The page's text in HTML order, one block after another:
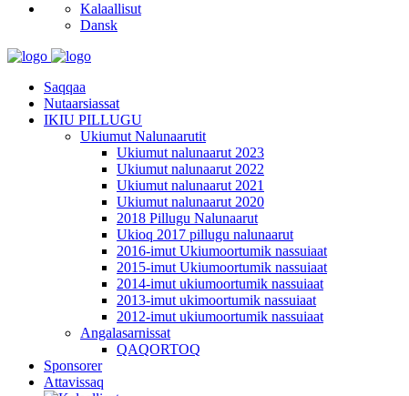
Kalaallisut
Dansk
Saqqaa
Nutaarsiassat
IKIU PILLUGU
Ukiumut Nalunaarutit
Ukiumut nalunaarut 2023
Ukiumut nalunaarut 2022
Ukiumut nalunaarut 2021
Ukiumut nalunaarut 2020
2018 Pillugu Nalunaarut
Ukioq 2017 pillugu nalunaarut
2016-imut Ukiumoortumik nassuiaat
2015-imut Ukiumoortumik nassuiaat
2014-imut ukiumoortumik nassuiaat
2013-imut ukimoortumik nassuiaat
2012-imut ukiumoortumik nassuiaat
Angalasarnissat
QAQORTOQ
Sponsorer
Attavissaq